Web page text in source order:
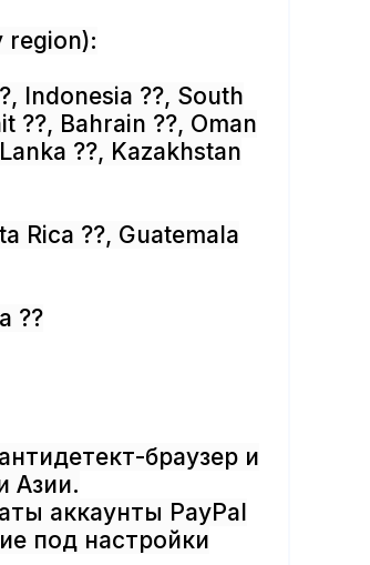
region):
Indonesia ??, South
??, Bahrain ??, Oman
??, Kazakhstan
Rica ??, Guatemala
??
браузер и
Азии.
аккаунты PayPal
под настройки